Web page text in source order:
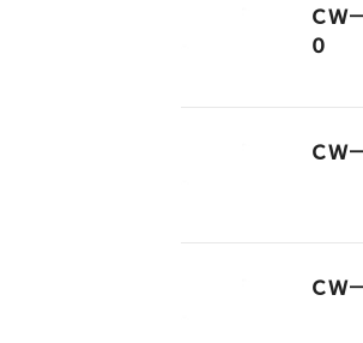
ＣＷ
０
ＣＷ
ＣＷ